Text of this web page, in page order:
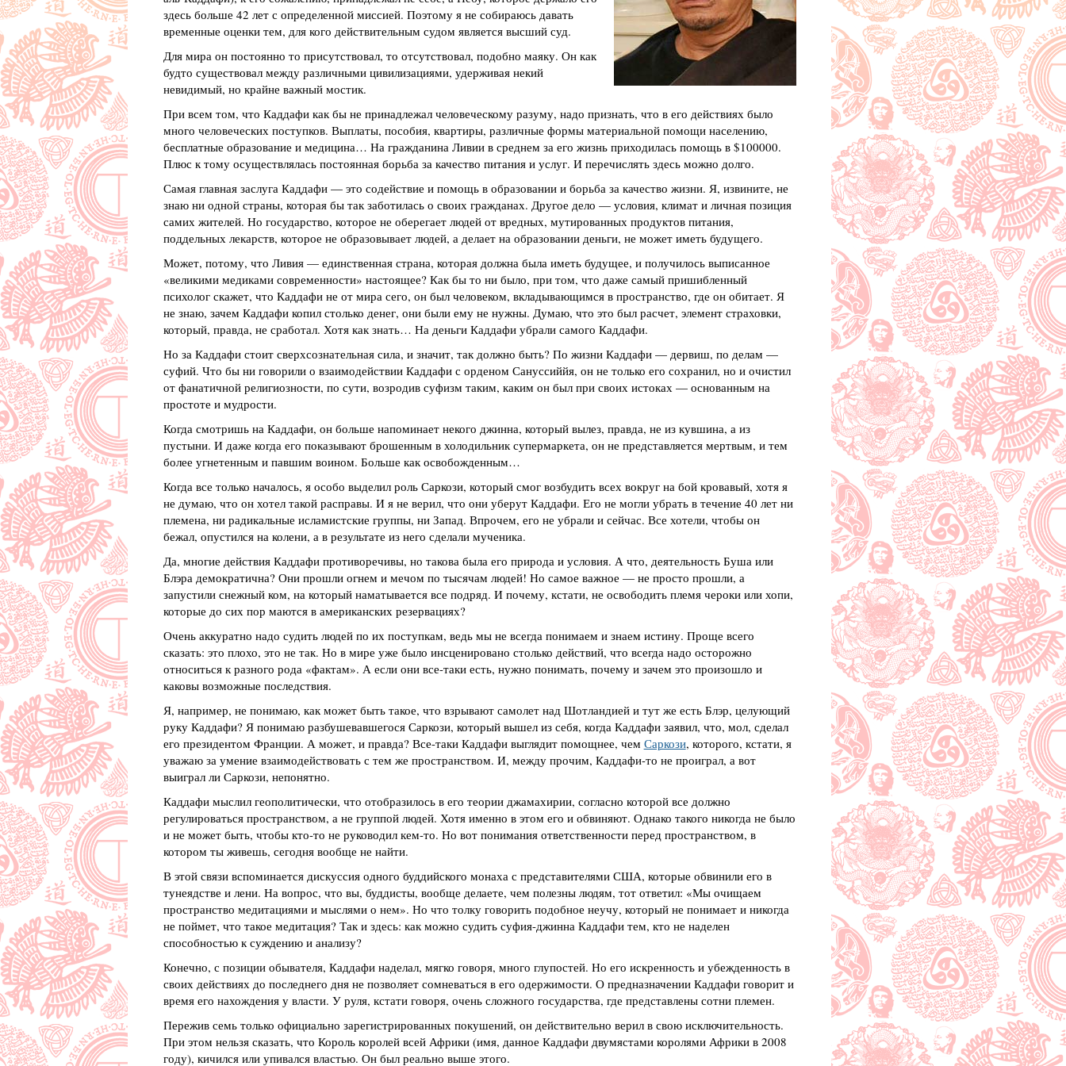
здесь больше 42 лет с определенной миссией. Поэтому я не собираюсь давать
временные оценки тем, для кого действительным судом является высший суд.
Для мира он постоянно то присутствовал, то отсутствовал, подобно маяку. Он как
будто существовал между различными цивилизациями, удерживая некий
невидимый, но крайне важный мостик.
При всем том, что Каддафи как бы не принадлежал человеческому разуму, надо признать, что в его действиях было
много человеческих поступков. Выплаты, пособия, квартиры, различные формы материальной помощи населению,
бесплатные образование и медицина… На гражданина Ливии в среднем за его жизнь приходилась помощь в $100000.
Плюс к тому осуществлялась постоянная борьба за качество питания и услуг. И перечислять здесь можно долго.
Самая главная заслуга Каддафи — это содействие и помощь в образовании и борьба за качество жизни. Я, извините, не
знаю ни одной страны, которая бы так заботилась о своих гражданах. Другое дело — условия, климат и личная позиция
самих жителей. Но государство, которое не оберегает людей от вредных, мутированных продуктов питания,
поддельных лекарств, которое не образовывает людей, а делает на образовании деньги, не может иметь будущего.
Может, потому, что Ливия — единственная страна, которая должна была иметь будущее, и получилось выписанное
«великими медиками современности» настоящее? Как бы то ни было, при том, что даже самый пришибленный
психолог скажет, что Каддафи не от мира сего, он был человеком, вкладывающимся в пространство, где он обитает. Я
не знаю, зачем Каддафи копил столько денег, они были ему не нужны. Думаю, что это был расчет, элемент страховки,
который, правда, не сработал. Хотя как знать… На деньги Каддафи убрали самого Каддафи.
Но за Каддафи стоит сверхсознательная сила, и значит, так должно быть? По жизни Каддафи — дервиш, по делам —
суфий. Что бы ни говорили о взаимодействии Каддафи с орденом Сануссиййя, он не только его сохранил, но и очистил
от фанатичной религиозности, по сути, возродив суфизм таким, каким он был при своих истоках — основанным на
простоте и мудрости.
Когда смотришь на Каддафи, он больше напоминает некого джинна, который вылез, правда, не из кувшина, а из
пустыни. И даже когда его показывают брошенным в холодильник супермаркета, он не представляется мертвым, и тем
более угнетенным и павшим воином. Больше как освобожденным…
Когда все только началось, я особо выделил роль Саркози, который смог возбудить всех вокруг на бой кровавый, хотя я
не думаю, что он хотел такой расправы. И я не верил, что они уберут Каддафи. Его не могли убрать в течение 40 лет ни
племена, ни радикальные исламистские группы, ни Запад. Впрочем, его не убрали и сейчас. Все хотели, чтобы он
бежал, опустился на колени, а в результате из него сделали мученика.
Да, многие действия Каддафи противоречивы, но такова была его природа и условия. А что, деятельность Буша или
Блэра демократична? Они прошли огнем и мечом по тысячам людей! Но самое важное — не просто прошли, а
запустили снежный ком, на который наматывается все подряд. И почему, кстати, не освободить племя чероки или хопи,
которые до сих пор маются в американских резервациях?
Очень аккуратно надо судить людей по их поступкам, ведь мы не всегда понимаем и знаем истину. Проще всего
сказать: это плохо, это не так. Но в мире уже было инсценировано столько действий, что всегда надо осторожно
относиться к разного рода «фактам». А если они все-таки есть, нужно понимать, почему и зачем это произошло и
каковы возможные последствия.
Я, например, не понимаю, как может быть такое, что взрывают самолет над Шотландией и тут же есть Блэр, целующий
руку Каддафи? Я понимаю разбушевавшегося Саркози, который вышел из себя, когда Каддафи заявил, что, мол, сделал
его президентом Франции. А может, и правда? Все-таки Каддафи выглядит помощнее, чем Саркози, которого, кстати, я
уважаю за умение взаимодействовать с тем же пространством. И, между прочим, Каддафи-то не проиграл, а вот
выиграл ли Саркози, непонятно.
Каддафи мыслил геополитически, что отобразилось в его теории джамахирии, согласно которой все должно
регулироваться пространством, а не группой людей. Хотя именно в этом его и обвиняют. Однако такого никогда не было
и не может быть, чтобы кто-то не руководил кем-то. Но вот понимания ответственности перед пространством, в
котором ты живешь, сегодня вообще не найти.
В этой связи вспоминается дискуссия одного буддийского монаха с представителями США, которые обвинили его в
тунеядстве и лени. На вопрос, что вы, буддисты, вообще делаете, чем полезны людям, тот ответил: «Мы очищаем
пространство медитациями и мыслями о нем». Но что толку говорить подобное неучу, который не понимает и никогда
не поймет, что такое медитация? Так и здесь: как можно судить суфия-джинна Каддафи тем, кто не наделен
способностью к суждению и анализу?
Конечно, с позиции обывателя, Каддафи наделал, мягко говоря, много глупостей. Но его искренность и убежденность в
своих действиях до последнего дня не позволяет сомневаться в его одержимости. О предназначении Каддафи говорит и
время его нахождения у власти. У руля, кстати говоря, очень сложного государства, где представлены сотни племен.
Пережив семь только официально зарегистрированных покушений, он действительно верил в свою исключительность.
При этом нельзя сказать, что Король королей всей Африки (имя, данное Каддафи двумястами королями Африки в 2008
году), кичился или упивался властью. Он был реально выше этого.